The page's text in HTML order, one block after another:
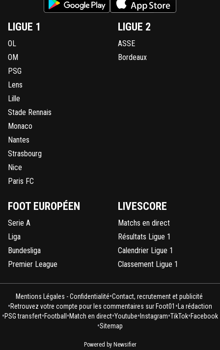
LIGUE 1
OL
OM
PSG
Lens
Lille
Stade Rennais
Monaco
Nantes
Strasbourg
Nice
Paris FC
LIGUE 2
ASSE
Bordeaux
FOOT EUROPÉEN
Serie A
Liga
Bundesliga
Premier League
LIVESCORE
Matchs en direct
Résultats Ligue 1
Calendrier Ligue 1
Classement Ligue 1
Mentions Légales - Confidentialité•Contact, recrutement et publicité
•Retrouvez votre compte pour les commentaires sur Foot01 •La rédaction
•PSG transfert•Football •Match en direct•Youtube• Instagram•TikTok•Facebook
•Sitemap
Powered by Newsifier